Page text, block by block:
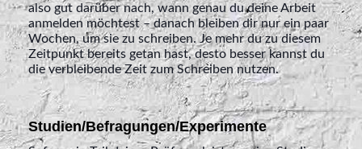
also gut darüber nach, wann genau du deine Arbeit
anmelden möchtest – danach bleiben dir nur ein paar
Wochen, um sie zu schreiben. Je mehr du zu diesem
Zeitpunkt bereits getan hast, desto besser kannst du
die verbleibende Zeit zum Schreiben nutzen.
Studien/Befragungen/Experimente